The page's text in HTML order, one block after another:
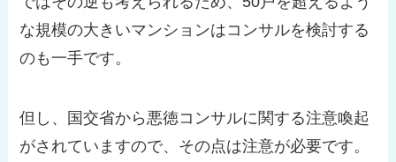
な規模の大きいマンションはコンサルを検討する
のも一手です。
但し、国交省から悪徳コンサルに関する注意喚起
がされていますので、その点は注意が必要です。